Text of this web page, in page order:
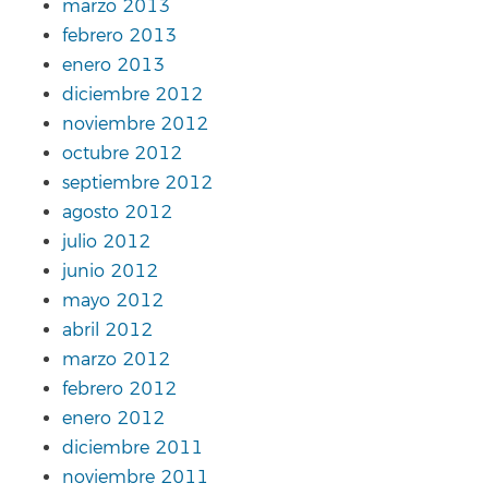
marzo 2013
febrero 2013
enero 2013
diciembre 2012
noviembre 2012
octubre 2012
septiembre 2012
agosto 2012
julio 2012
junio 2012
mayo 2012
abril 2012
marzo 2012
febrero 2012
enero 2012
diciembre 2011
noviembre 2011